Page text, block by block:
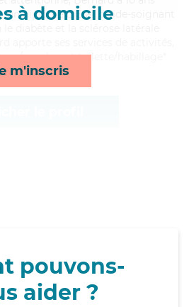
à domicile
m'inscris
un diplôme d'Etat d'aide-soignant
coucher et toilette/habillage*
pouvons-
aider ?